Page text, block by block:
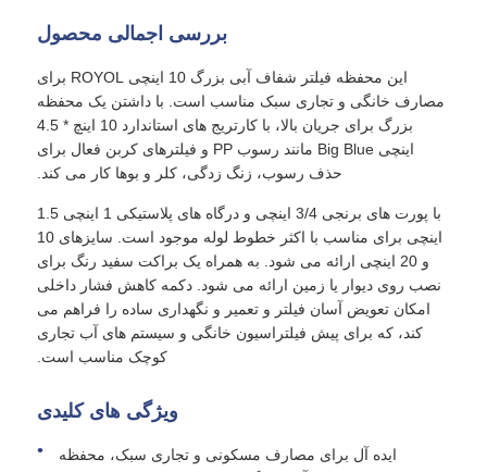
کارتریج فیلتر آب
ضدعفونی کننده ی آب UV
لوازم اتصال فیلتر آب
محفظه غشایی RO
بررسی اجمالی محصول
این محفظه فیلتر شفاف آبی بزرگ 10 اینچی ROYOL برای
مصارف خانگی و تجاری سبک مناسب است. با داشتن یک محفظه
بزرگ برای جریان بالا، با کارتریج های استاندارد 10 اینچ * 4.5
اینچی Big Blue مانند رسوب PP و فیلترهای کربن فعال برای
حذف رسوب، زنگ زدگی، کلر و بوها کار می کند.
با پورت های برنجی 3/4 اینچی و درگاه های پلاستیکی 1 اینچی 1.5
اینچی برای مناسب با اکثر خطوط لوله موجود است. سایزهای 10
و 20 اینچی ارائه می شود. به همراه یک براکت سفید رنگ برای
نصب روی دیوار یا زمین ارائه می شود. دکمه کاهش فشار داخلی
امکان تعویض آسان فیلتر و تعمیر و نگهداری ساده را فراهم می
کند، که برای پیش فیلتراسیون خانگی و سیستم های آب تجاری
کوچک مناسب است.
ویژگی های کلیدی
ایده آل برای مصارف مسکونی و تجاری سبک، محفظه